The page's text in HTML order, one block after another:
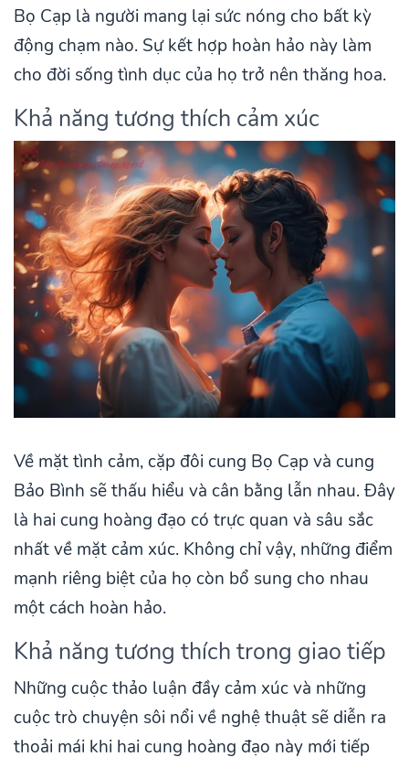
Bọ Cạp là người mang lại sức nóng cho bất kỳ
động chạm nào. Sự kết hợp hoàn hảo này làm
cho đời sống tình dục của họ trở nên thăng hoa.
Khả năng tương thích cảm xúc
Về mặt tình cảm, cặp đôi cung Bọ Cạp và cung
Bảo Bình sẽ thấu hiểu và cân bằng lẫn nhau. Đây
là hai cung hoàng đạo có trực quan và sâu sắc
nhất về mặt cảm xúc. Không chỉ vậy, những điểm
mạnh riêng biệt của họ còn bổ sung cho nhau
một cách hoàn hảo.
Khả năng tương thích trong giao tiếp
Những cuộc thảo luận đầy cảm xúc và những
cuộc trò chuyện sôi nổi về nghệ thuật sẽ diễn ra
thoải mái khi hai cung hoàng đạo này mới tiếp